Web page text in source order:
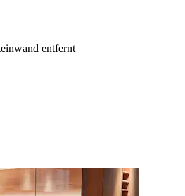
entfernt